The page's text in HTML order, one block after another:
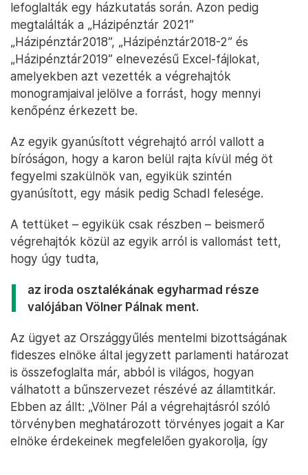
lefoglalták egy házkutatás során. Azon pedig
megtalálták a „Házipénztár 2021”
„Házipénztár2018”, „Házipénztár2018-2” és
„Házipénztár2019” elnevezésű Excel-fájlokat,
amelyekben azt vezették a végrehajtók
monogramjaival jelölve a forrást, hogy mennyi
kenőpénz érkezett be.
Az egyik gyanúsított végrehajtó arról vallott a
bíróságon, hogy a karon belül rajta kívül még öt
fegyelmi szakülnök van, egyikük szintén
gyanúsított, egy másik pedig Schadl felesége.
A tettüket – egyikük csak részben – beismerő
végrehajtók közül az egyik arról is vallomást tett,
hogy úgy tudta,
az iroda osztalékának egyharmad része
valójában Völner Pálnak ment.
Az ügyet az Országgyűlés mentelmi bizottságának
fideszes elnöke által jegyzett parlamenti határozat
is összefoglalta már, abból is világos, hogyan
válhatott a bűnszervezet részévé az államtitkár.
Ebben az állt: „Völner Pál a végrehajtásról szóló
törvényben meghatározott törvényes jogait a Kar
elnöke érdekeinek megfelelően gyakorolja, így